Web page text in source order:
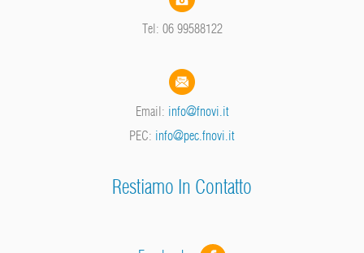
Tel: 06 99588122
Email: info@fnovi.it
PEC: info@pec.fnovi.it
Restiamo In Contatto